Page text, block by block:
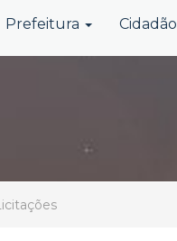
Prefeitura Cidadão